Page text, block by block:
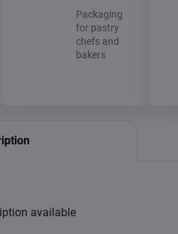
Packaging
for pastry
chefs and
bakers
available